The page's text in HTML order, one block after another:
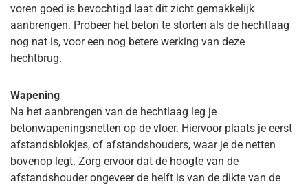
voren goed is bevochtigd laat dit zicht gemakkelijk
aanbrengen. Probeer het beton te storten als de hechtlaag
nog nat is, voor een nog betere werking van deze
hechtbrug.
Wapening
Na het aanbrengen van de hechtlaag leg je
betonwapeningsnetten op de vloer. Hiervoor plaats je eerst
afstandsblokjes, of afstandshouders, waar je de netten
bovenop legt. Zorg ervoor dat de hoogte van de
afstandshouder ongeveer de helft is van de dikte van de